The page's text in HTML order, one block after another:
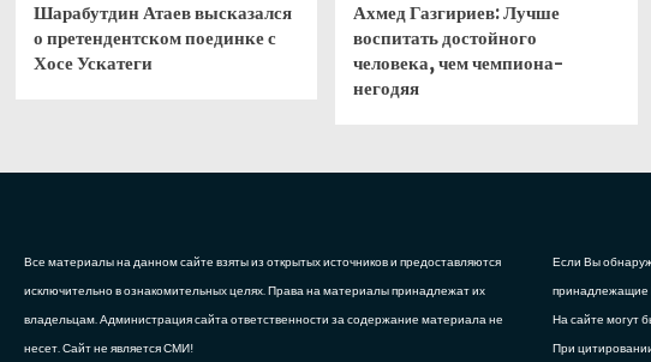
Шарабутдин Атаев высказался
о претендентском поединке с
Хосе Ускатеги
Ахмед Газгириев: Лучше
воспитать достойного
человека, чем чемпиона-
негодяя
Все материалы на данном сайте взяты из открытых источников и предоставляются
исключительно в ознакомительных целях. Права на материалы принадлежат их
владельцам. Администрация сайта ответственности за содержание материала не
несет. Сайт не является СМИ!
Если Вы
принадлежащие
На сайте могут
При